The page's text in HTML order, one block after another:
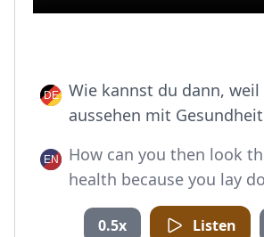
Wie kannst du dann,
aussehen mit
How can you then look
health because you lay
0.5x Listen